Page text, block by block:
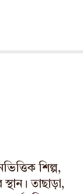
শিল্প,
তাছাড়া,